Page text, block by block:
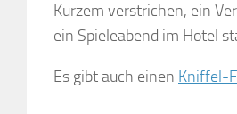
Kurzem verstrichen, ein
ein Spieleabend im Hotel
Es gibt auch einen Kniffel-